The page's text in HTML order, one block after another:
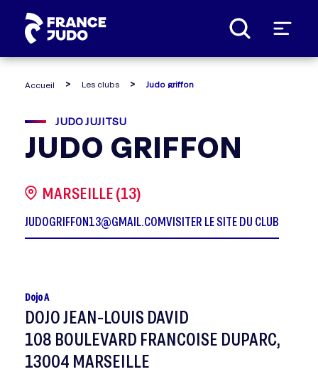
Accueil Les clubs Judo griffon
JUDO JUJITSU
JUDO GRIFFON
MARSEILLE (13)
JUDOGRIFFON13@GMAIL.COMVISITER LE SITE DU CLUB
Dojo A
DOJO JEAN-LOUIS DAVID
108 BOULEVARD FRANCOISE DUPARC,
13004 MARSEILLE